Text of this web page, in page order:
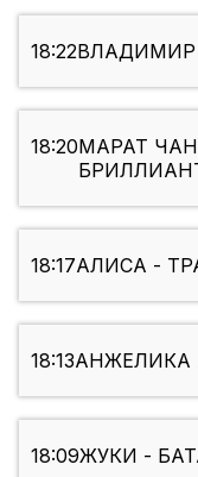
18:22ВЛАДИМИР
18:20МАРАТ
18:17АЛИСА -
18:13АНЖЕЛИКА
18:09ЖУКИ -